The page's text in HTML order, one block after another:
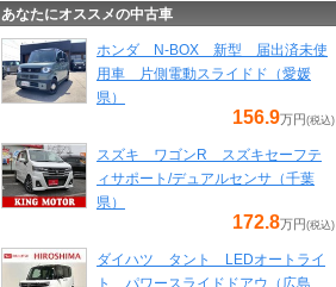
あなたにオススメの中古車
ホンダ N-BOX 新型 届出済未使
用車 片側電動スライドド（愛媛
県）
156.9万円 (税込)
スズキ ワゴンR スズキセーフテ
ィサポート/デュアルセンサ（千葉
県）
172.8万円 (税込)
ダイハツ タント LEDオートライ